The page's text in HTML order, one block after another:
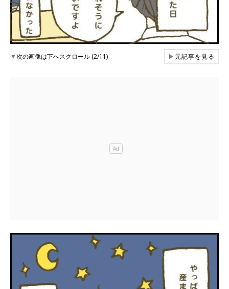
▼次の画像は下へスクロール (2/11) ▶元記事を見る